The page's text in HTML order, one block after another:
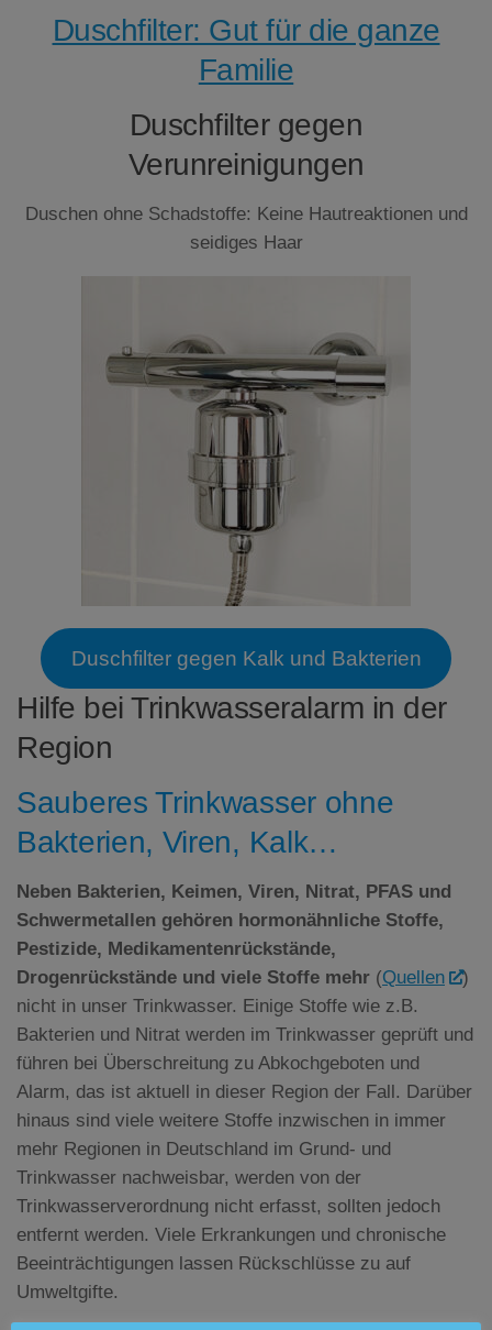
Duschfilter: Gut für die ganze
Familie
Duschfilter gegen
Verunreinigungen
Duschen ohne Schadstoffe: Keine Hautreaktionen und
seidiges Haar
Duschfilter gegen Kalk und Bakterien
Hilfe bei Trinkwasseralarm in der
Region
Sauberes Trinkwasser ohne
Bakterien, Viren, Kalk…
Neben Bakterien, Keimen, Viren, Nitrat, PFAS und
Schwermetallen gehören hormonähnliche Stoffe,
Pestizide, Medikamentenrückstände,
Drogenrückstände und viele Stoffe mehr (Quellen
)
nicht in unser Trinkwasser. Einige Stoffe wie z.B.
Bakterien und Nitrat werden im Trinkwasser geprüft und
führen bei Überschreitung zu Abkochgeboten und
Alarm, das ist aktuell in dieser Region der Fall. Darüber
hinaus sind viele weitere Stoffe inzwischen in immer
mehr Regionen in Deutschland im Grund- und
Trinkwasser nachweisbar, werden von der
Trinkwasserverordnung nicht erfasst, sollten jedoch
entfernt werden. Viele Erkrankungen und chronische
Beeinträchtigungen lassen Rückschlüsse zu auf
Umweltgifte.